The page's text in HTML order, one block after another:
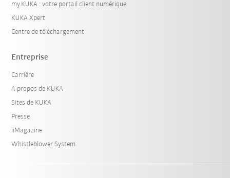
my.KUKA : votre portail client numérique
KUKA Xpert
Centre de téléchargement
Entreprise
Carrière
A propos de KUKA
Sites de KUKA
Presse
iiMagazine
Whistleblower System